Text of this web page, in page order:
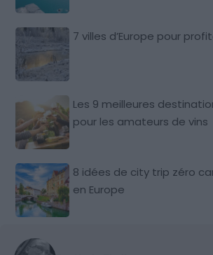
7 villes d’Europe pour
Les 9 meilleures
pour les amateurs de vins
8 idées de city trip zéro
en Europe